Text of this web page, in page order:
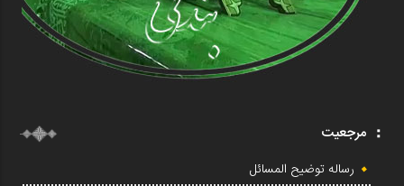
مرجعیت
رساله توضیح المسائل